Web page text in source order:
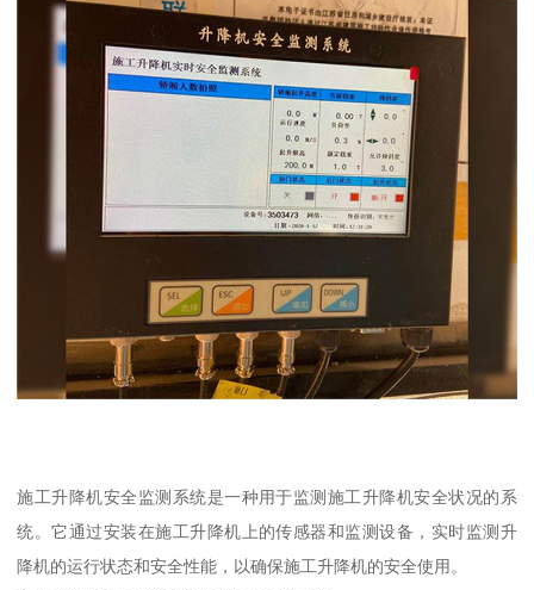
施工升降机安全监测系统是一种用于监测施工升降机安全状况的系
统。它通过安装在施工升降机上的传感器和监测设备，实时监测升
降机的运行状态和安全性能，以确保施工升降机的安全使用。